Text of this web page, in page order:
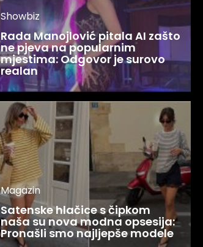
Showbiz
Rada Manojlović pitala AI zašto
ne pjeva na popularnim
mjestima: Odgovor je surovo
realan
Magazin
Satenske hlačice s čipkom
naša su nova modna opsesija:
Pronašli smo najljepše modele